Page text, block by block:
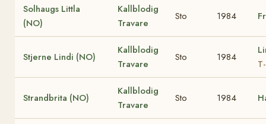
Solhaugs Littla
(NO)
Kallblodig
Travare
Sto 1984
Stjerne Lindi (NO)
Kallblodig
Travare
Sto 1984
Strandbrita (NO)
Kallblodig
Travare
Sto 1984